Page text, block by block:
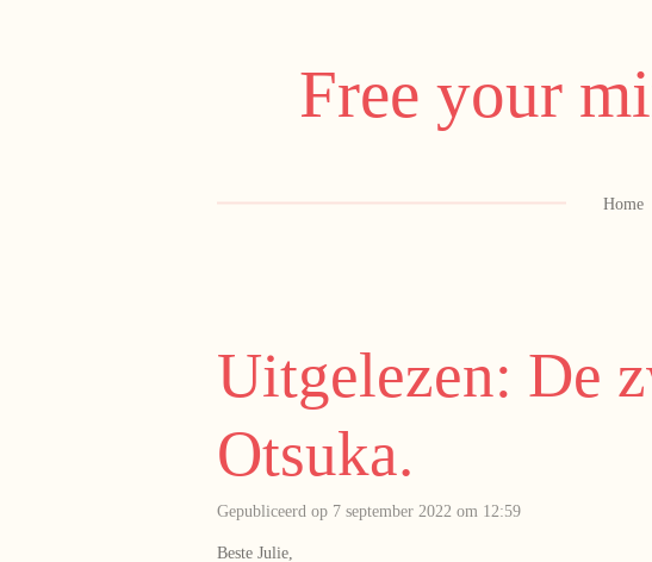
Free your
Home
Uitgelezen: De
Otsuka.
Gepubliceerd op 7 september 2022 om 12:59
Beste Julie,